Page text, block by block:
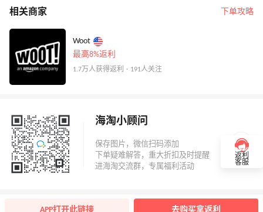
相关商家 下单攻略
Woot
最高8%返利
1.7万人获得返利 · 191人关注
海淘小顾问
返利
客服
APP打开此链接 去购买拿返利